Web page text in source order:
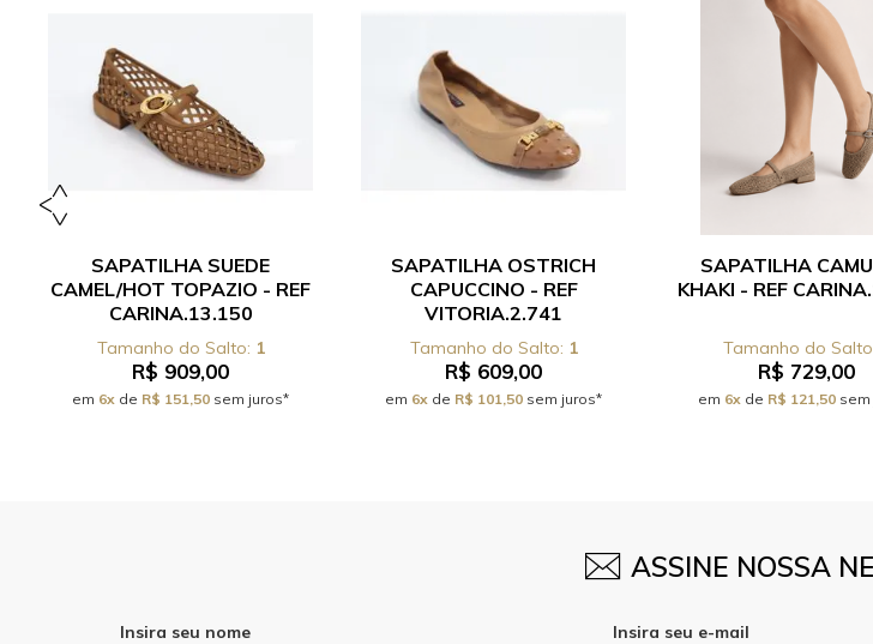
SAPATILHA SUEDE
CAMEL/HOT TOPAZIO - REF
CARINA.13.150
1
R$ 909,00
em 6x de R$ 151,50 sem juros*
SAPATILHA OSTRICH
CAPUCCINO - REF
VITORIA.2.741
1
R$ 609,00
em 6x de R$ 101,50 sem juros*
SAPATILHA
KHAKI - REF
R$ 729,00
em 6x de R$ 121,50
ASSINE NOSSA
Insira seu nome Insira seu e-mail